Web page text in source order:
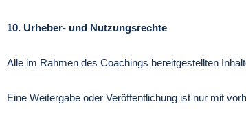
10. Urheber- und Nutzungsrechte
Alle im Rahmen des Coachings bereitgestellten
Eine Weitergabe oder Veröffentlichung ist nur mit